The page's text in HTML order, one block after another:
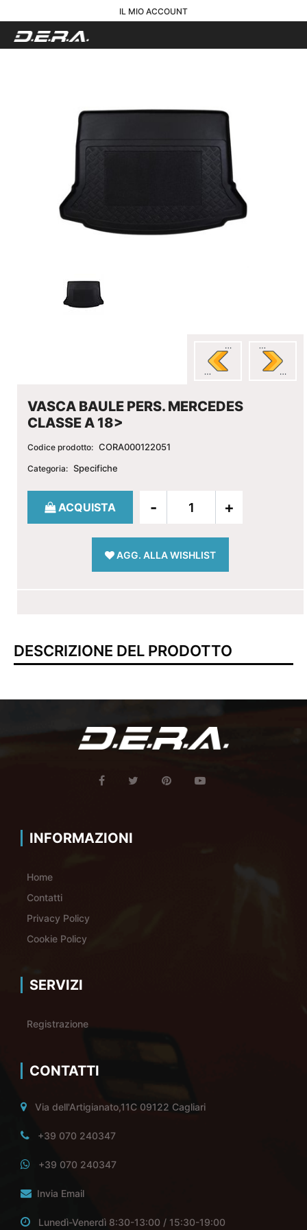
IL MIO ACCOUNT
VASCA BAULE PERS. MERCEDES
CLASSE A 18>
Codice prodotto: CORA000122051
Categoria: Specifiche
Quantità
ACQUISTA
AGG. ALLA WISHLIST
DESCRIZIONE DEL PRODOTTO
INFORMAZIONI
Home
Contatti
Privacy Policy
Cookie Policy
SERVIZI
Registrazione
CONTATTI
Via dell'Artigianato,11C 09122 Cagliari
+39 070 240347
+39 070 240347
Invia Email
Lunedì-Venerdì 8:30-13:00 / 15:30-19:00